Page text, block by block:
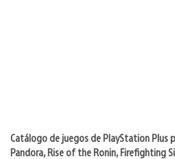
Catálogo de juegos de PlayStation Plus
Pandora, Rise of the Ronin, Firefighting